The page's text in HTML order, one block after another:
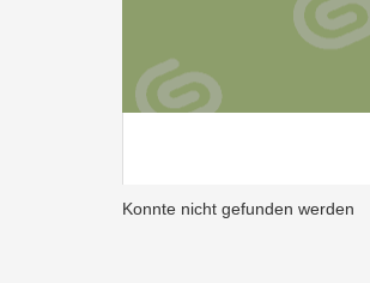
Konnte nicht gefunden werden